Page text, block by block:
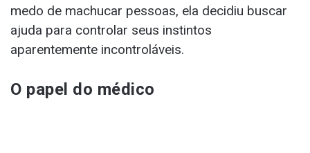
medo de machucar pessoas, ela decidiu buscar
ajuda para controlar seus instintos
aparentemente incontroláveis.
O papel do médico